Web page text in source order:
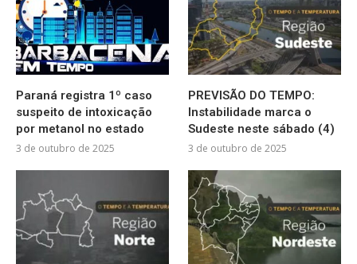
Paraná registra 1º caso
suspeito de intoxicação
por metanol no estado
3 de outubro de 2025
PREVISÃO DO TEMPO:
Instabilidade marca o
Sudeste neste sábado (4)
3 de outubro de 2025